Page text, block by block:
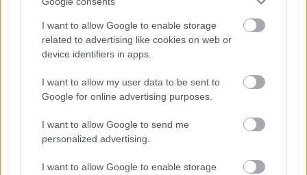
I want to allow Google to enable storage
related to advertising like cookies on web or
device identifiers in apps.
I want to allow my user data to be sent to
Google for online advertising purposes.
I want to allow Google to send me
personalized advertising.
I want to allow Google to enable storage
naptári évet búcsúztattuk, minden 14 megvásárolt
jegy után egyet ingyen kínálnak az érdeklődő
csoportoknak.
A kedvezmény a legalább 14 fős csoportok mellett a
vonatkozik. Utóbbiak szintén ingyen juthatnak hozzá
egy-egy belépőhöz.